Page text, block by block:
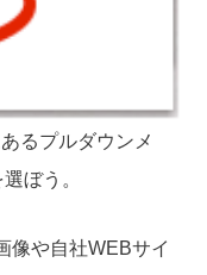
るプルダウンメ
ぼう。
像や自社WEBサイ